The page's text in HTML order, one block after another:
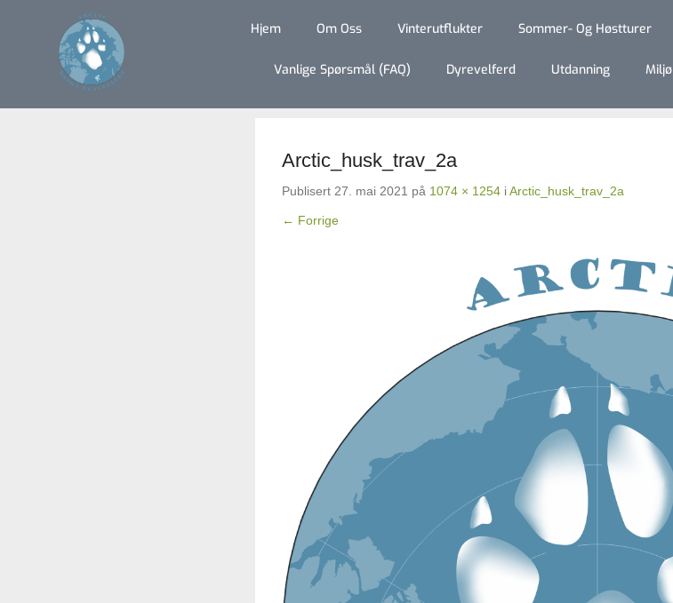
Hjem Om Oss Vinterutflukter Sommer- Og Høstturer
Vanlige Spørsmål (FAQ) Dyrevelferd Utdanning Miljø
Arctic_husk_trav_2a
Publisert 27. mai 2021 på 1074 × 1254 iArctic_husk_trav_2a
← Forrige